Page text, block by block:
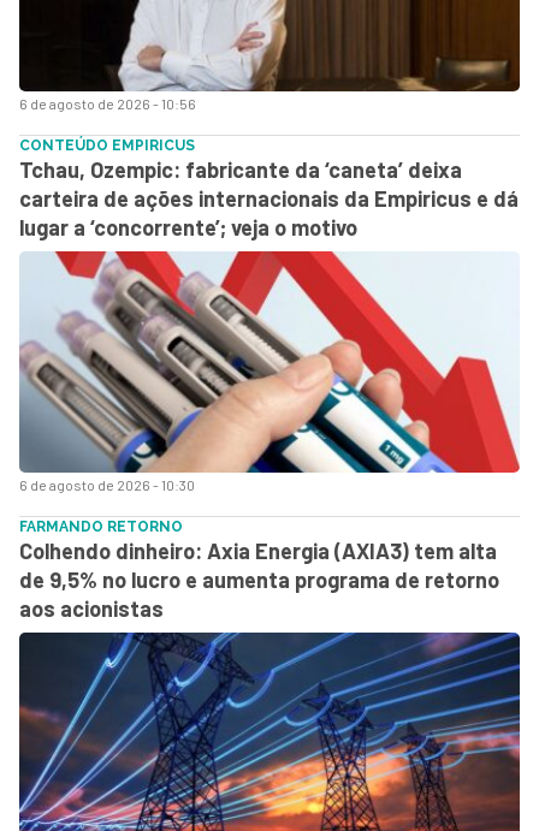
6 de agosto de 2026 - 10:56
6 de agosto de 2026 - 10:30
CONTEÚDO EMPIRICUS
Tchau, Ozempic: fabricante da ‘caneta’ deixa
carteira de ações internacionais da Empiricus e dá
lugar a ‘concorrente’; veja o motivo
FARMANDO RETORNO
Colhendo dinheiro: Axia Energia (AXIA3) tem alta
de 9,5% no lucro e aumenta programa de retorno
aos acionistas